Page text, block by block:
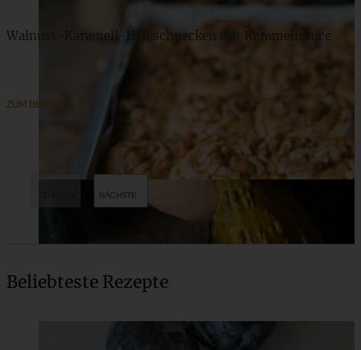
Walnuss-Karamell-Hefeschnecken mit Karamellsauce
ZUM BEITRAG
Beliebteste Rezepte